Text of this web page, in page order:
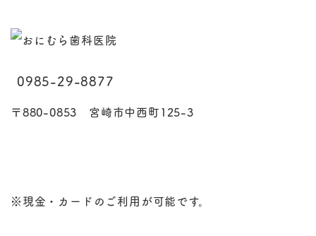
0985-29-8877
〒880-0853 宮崎市中西町125-3
※現金・カードのご利用が可能です。